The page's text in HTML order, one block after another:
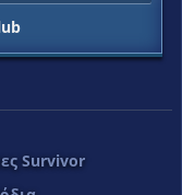
Survivor